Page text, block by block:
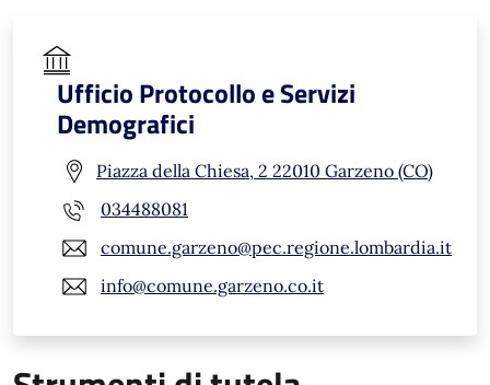
Ufficio Protocollo e Servizi
Demografici
Piazza della Chiesa, 2 22010 Garzeno (CO)
034488081
comune.garzeno@pec.regione.lombardia.it
info@comune.garzeno.co.it